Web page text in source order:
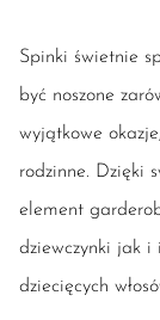
Spinki świetnie
być noszone
wyjątkowe
rodzinne. Dzięki
element
dziewczynki jak i
dziecięcych